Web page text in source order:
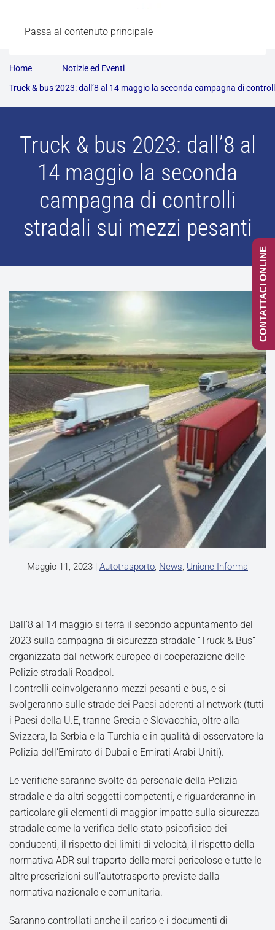
Passa al contenuto principale
Home
Notizie ed Eventi
Truck & bus 2023: dall’8 al 14 maggio la seconda campagna di
Truck & bus 2023: dall’8 al
14 maggio la seconda
campagna di controlli
stradali sui mezzi pesanti
Maggio 11, 2023 | Autotrasporto, News, Unione Informa
Dall’8 al 14 maggio si terrà il secondo appuntamento del
2023 sulla campagna di sicurezza stradale “Truck & Bus”
organizzata dal network europeo di cooperazione delle
Polizie stradali Roadpol.
I controlli coinvolgeranno mezzi pesanti e bus, e si
svolgeranno sulle strade dei Paesi aderenti al network (tutti
i Paesi della U.E, tranne Grecia e Slovacchia, oltre alla
Svizzera, la Serbia e la Turchia e in qualità di osservatore la
Polizia dell’Emirato di Dubai e Emirati Arabi Uniti).
Le verifiche saranno svolte da personale della Polizia
stradale e da altri soggetti competenti, e riguarderanno in
particolare gli elementi di maggior impatto sulla sicurezza
stradale come la verifica dello stato psicofisico dei
conducenti, il rispetto dei limiti di velocità, il rispetto della
normativa ADR sul traporto delle merci pericolose e tutte le
altre proscrizioni sull’autotrasporto previste dalla
normativa nazionale e comunitaria.
Saranno controllati anche il carico e i documenti di
CONTATTACI ONLINE